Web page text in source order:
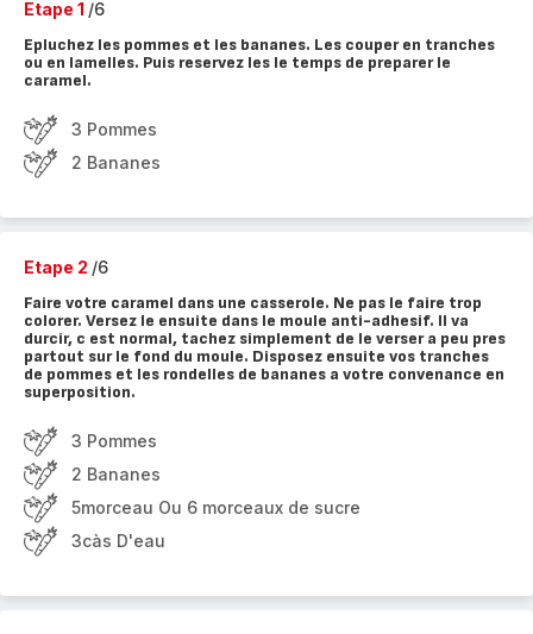
Etape 1 /6
Epluchez les pommes et les bananes. Les couper en tranches
ou en lamelles. Puis reservez les le temps de preparer le
caramel.
3 Pommes
2 Bananes
Etape 2 /6
Faire votre caramel dans une casserole. Ne pas le faire trop
colorer. Versez le ensuite dans le moule anti-adhesif. Il va
durcir, c est normal, tachez simplement de le verser a peu pres
partout sur le fond du moule. Disposez ensuite vos tranches
de pommes et les rondelles de bananes a votre convenance en
superposition.
3 Pommes
2 Bananes
5morceau Ou 6 morceaux de sucre
3càs D'eau